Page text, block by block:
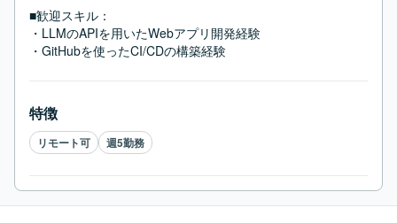
■歓迎スキル：
・LLMのAPIを用いたWebアプリ開発経験
・GitHubを使ったCI/CDの構築経験
特徴
リモート可 週5勤務